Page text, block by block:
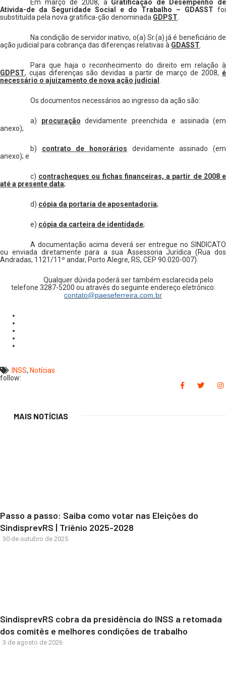
Em março de 2008, a Gratificação de Desempenho de
Ativida-de da Seguridade Social e do Trabalho – GDASST foi
substituída pela nova gratifica-ção denominada GDPST
Na condição de servidor inativo, o(a) Sr.(a) já é beneficiário de
ação judicial para cobrança das diferenças relativas à GDASST
Para que haja o reconhecimento do direito em relação à
GDPST, cujas diferenças são devidas a partir de março de 2008, é
necessário o ajuizamento de nova ação judicial
Os documentos necessários ao ingresso da ação são:
a) procuração devidamente preenchida e assinada (em
anexo);
b) contrato de honorários devidamente assinado (em
anexo); e
c) contracheques ou fichas financeiras, a partir de 2008 e
até a presente data;
d) cópia da portaria de aposentadoria;
e) cópia da carteira de identidade;
A documentação acima deverá ser entregue no SINDICATO
ou enviada diretamente para a sua Assessoria Jurídica (Rua dos
Andradas, 1121/11º andar, Porto Alegre, RS, CEP 90.020-007).
Qualquer dúvida poderá ser também esclarecida pelo
telefone 3287-5200 ou através do seguinte endereço eletrônico:
contato@paeseferreira.com.br
INSS, Notícias
follow:
MAIS NOTÍCIAS
Passo a passo: Saiba como votar nas Eleições do
SindisprevRS | Triênio 2025-2028
30 de outubro de 2025
SindisprevRS cobra da presidência do INSS a retomada
dos comitês e melhores condições de trabalho
3 de agosto de 2026